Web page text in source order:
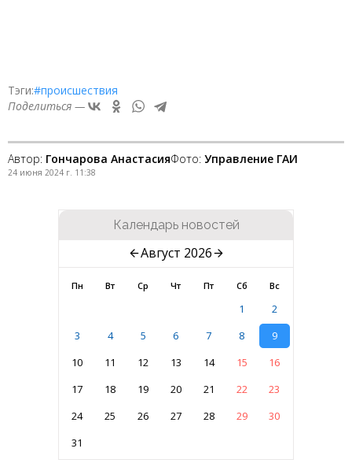
Тэги:#происшествия
Поделиться —
Автор: Гончарова АнастасияФото: Управление ГАИ
24 июня 2024 г. 11:38
Календарь новостей
Август 2026
Пн Вт Ср Чт Пт Сб Вс
1
2
3
4 5 6 7 8
9
10
11 12 13 14 15
16
17
18 19 20 21 22
23
24
25 26 27 28 29
30
31